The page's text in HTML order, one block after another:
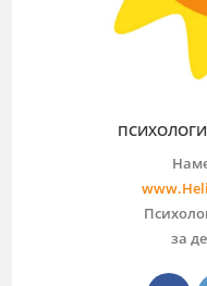
за